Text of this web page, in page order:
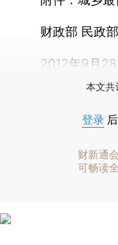
财政部 民政部
2012年9月28
本文共
登录
财新通
可畅读